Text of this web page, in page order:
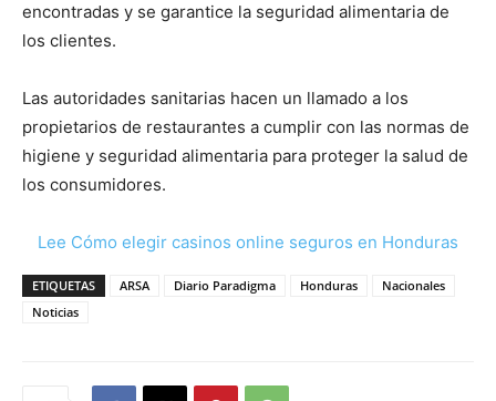
encontradas y se garantice la seguridad alimentaria de
los clientes.
Las autoridades sanitarias hacen un llamado a los
propietarios de restaurantes a cumplir con las normas de
higiene y seguridad alimentaria para proteger la salud de
los consumidores.
Lee Cómo elegir casinos online seguros en Honduras
ETIQUETAS ARSA Diario Paradigma Honduras
Nacionales
Noticias